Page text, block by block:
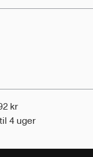
kr
4 uger